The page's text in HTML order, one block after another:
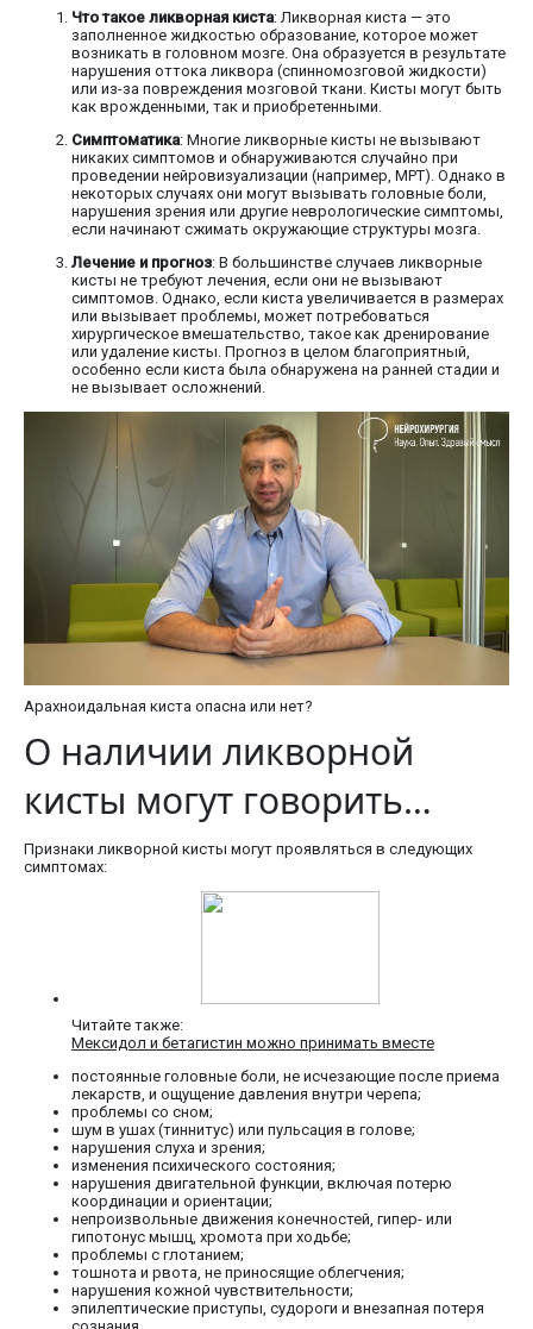
Что такое ликворная киста: Ликворная киста — это
заполненное жидкостью образование, которое может
возникать в головном мозге. Она образуется в результате
нарушения оттока ликвора (спинномозговой жидкости)
или из-за повреждения мозговой ткани. Кисты могут быть
как врожденными, так и приобретенными.
Симптоматика: Многие ликворные кисты не вызывают
никаких симптомов и обнаруживаются случайно при
проведении нейровизуализации (например, МРТ). Однако в
некоторых случаях они могут вызывать головные боли,
нарушения зрения или другие неврологические симптомы,
если начинают сжимать окружающие структуры мозга.
Лечение и прогноз: В большинстве случаев ликворные
кисты не требуют лечения, если они не вызывают
симптомов. Однако, если киста увеличивается в размерах
или вызывает проблемы, может потребоваться
хирургическое вмешательство, такое как дренирование
или удаление кисты. Прогноз в целом благоприятный,
особенно если киста была обнаружена на ранней стадии и
не вызывает осложнений.
Aрахноидальная киста опасна или нет?
О наличии ликворной
кисты могут говорить…
Признаки ликворной кисты могут проявляться в следующих
симптомах:
Читайте также:
Мексидол и бетагистин можно принимать вместе
постоянные головные боли, не исчезающие после приема
лекарств, и ощущение давления внутри черепа;
проблемы со сном;
шум в ушах (тиннитус) или пульсация в голове;
нарушения слуха и зрения;
изменения психического состояния;
нарушения двигательной функции, включая потерю
координации и ориентации;
непроизвольные движения конечностей, гипер- или
гипотонус мышц, хромота при ходьбе;
проблемы с глотанием;
тошнота и рвота, не приносящие облегчения;
нарушения кожной чувствительности;
эпилептические приступы, судороги и внезапная потеря